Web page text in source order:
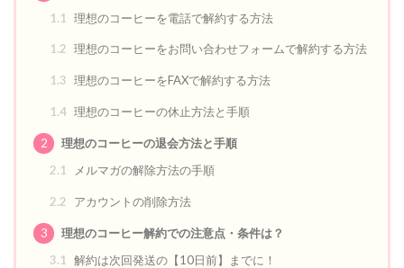
1.1
理想のコーヒーを電話で解約する方法
1.2 理想のコーヒーをお問い合わせフォームで解約する方法
1.3 理想のコーヒーをFAXで解約する方法
1.4 理想のコーヒーの休止方法と手順
2
理想のコーヒーの退会方法と手順
2.1
メルマガの解除方法の手順
2.2 アカウントの削除方法
3
理想のコーヒー解約での注意点・条件は？
3.1
解約は次回発送の【10日前】までに！